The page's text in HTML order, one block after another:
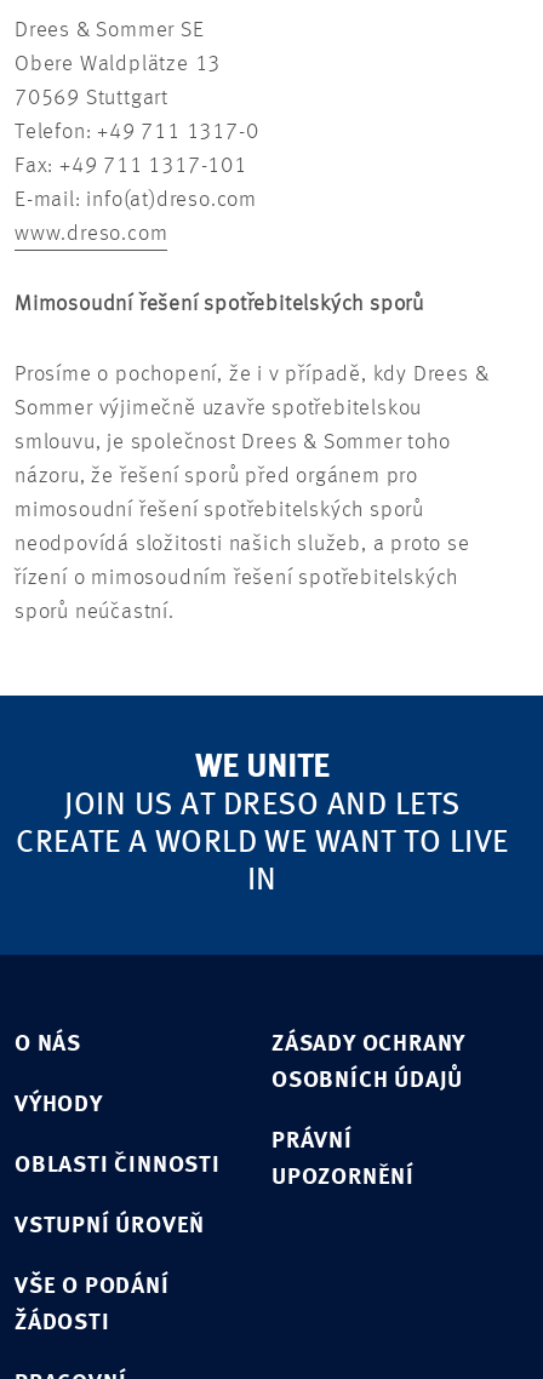
Drees & Sommer SE
Obere Waldplätze 13
70569 Stuttgart
Telefon: +49 711 1317-0
Fax: +49 711 1317-101
E-mail: info(at)dreso.com
www.dreso.com
Mimosoudní řešení spotřebitelských sporů
Prosíme o pochopení, že i v případě, kdy Drees &
Sommer výjimečně uzavře spotřebitelskou
smlouvu, je společnost Drees & Sommer toho
názoru, že řešení sporů před orgánem pro
mimosoudní řešení spotřebitelských sporů
neodpovídá složitosti našich služeb, a proto se
řízení o mimosoudním řešení spotřebitelských
sporů neúčastní.
WE UNITE
JOIN US AT DRESO AND LETS
CREATE A WORLD WE WANT TO LIVE
IN
O NÁS
VÝHODY
OBLASTI ČINNOSTI
VSTUPNÍ ÚROVEŇ
VŠE O PODÁNÍ
ŽÁDOSTI
ZÁSADY OCHRANY
OSOBNÍCH ÚDAJŮ
PRÁVNÍ
UPOZORNĚNÍ